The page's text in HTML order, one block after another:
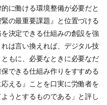
に働ける環境整備が必要だと
の最重要課題』と位置づける
決定できる仕組みの創設を強
は言い換えれば、デジタル技
もに、必要なときに必要なだ
できる仕組み作りをすすめる
える』ことを口実に労働者を
うとするものである」と評し